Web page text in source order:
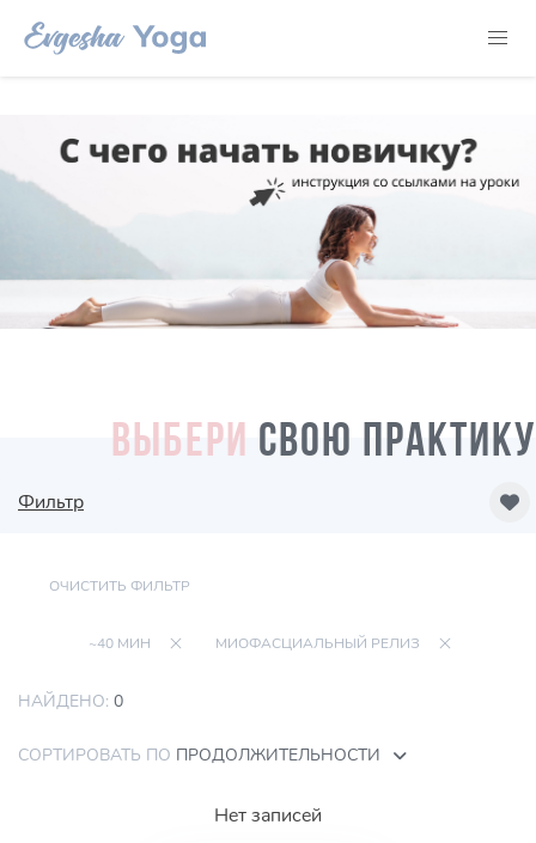
ВЫБЕРИ СВОЮ ПРАКТИКУ
Фильтр
ОЧИСТИТЬ ФИЛЬТР
~40 МИН МИОФАСЦИАЛЬНЫЙ РЕЛИЗ
НАЙДЕНО: 0
СОРТИРОВАТЬ ПО ПРОДОЛЖИТЕЛЬНОСТИ
Нет записей